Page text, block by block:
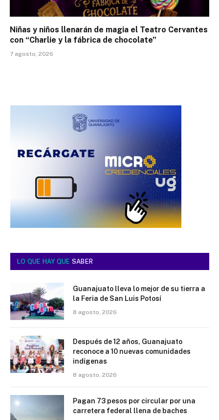
Niñas y niños llenarán de magia el Teatro Cervantes
con “Charlie y la fábrica de chocolate”
7 agosto, 2026
LO QUE HAY QUE SABER
Guanajuato lleva lo mejor de su tierra a
la Feria de San Luis Potosí
8 agosto, 2026
Después de 12 años, Guanajuato
reconoce a 10 nuevas comunidades
indígenas
8 agosto, 2026
Pagan 73 pesos por circular por una
carretera federal llena de baches